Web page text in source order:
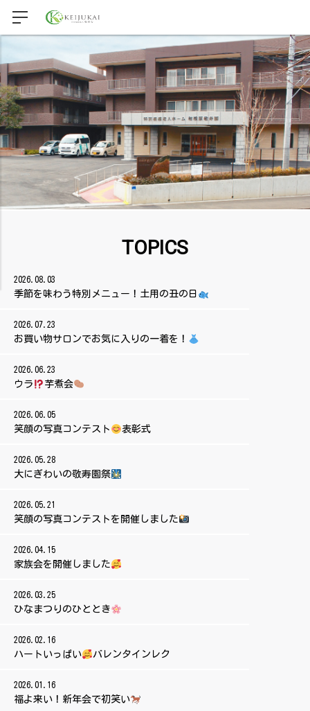
TOPICS
2026.08.03
季節を味わう特別メニュー！土用の丑の日
2026.07.23
お買い物サロンでお気に入りの一着を！
2026.06.23
ウラ 芋煮会
2026.06.05
笑顔の写真コンテスト 表彰式
2026.05.28
大にぎわいの敬寿園祭
2026.05.21
笑顔の写真コンテストを開催しました
2026.04.15
家族会を開催しました
2026.03.25
ひなまつりのひととき
2026.02.16
ハートいっぱい バレンタインレク
2026.01.16
福よ来い！新年会で初笑い